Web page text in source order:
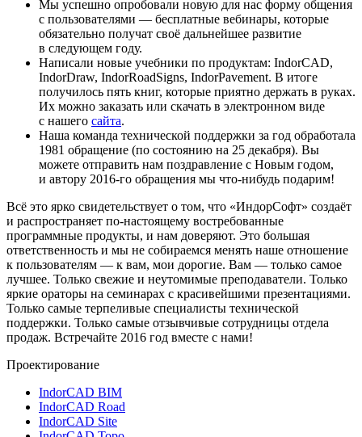
Мы успешно опробовали новую для нас форму общения
с пользователями — бесплатные вебинары, которые
обязательно получат своё дальнейшее развитие
в следующем году.
Написали новые учебники по продуктам: IndorCAD,
IndorDraw, IndorRoadSigns, IndorPavement. В итоге
получилось пять книг, которые приятно держать в руках.
Их можно заказать или скачать в электронном виде
с нашего сайта.
Наша команда технической поддержки за год обработала
1981 обращение (по состоянию на 25 декабря). Вы
можете отправить нам поздравление с Новым годом,
и автору 2016-го обращения мы что-нибудь подарим!
Всё это ярко свидетельствует о том, что «ИндорСофт» создаёт
и распространяет по-настоящему востребованные
программные продукты, и нам доверяют. Это большая
ответственность и мы не собираемся менять наше отношение
к пользователям — к вам, мои дорогие. Вам — только самое
лучшее. Только свежие и неутомимые преподаватели. Только
яркие ораторы на семинарах с красивейшими презентациями.
Только самые терпеливые специалисты технической
поддержки. Только самые отзывчивые сотрудницы отдела
продаж. Встречайте 2016 год вместе с нами!
Проектирование
IndorCAD BIM
IndorCAD Road
IndorCAD Site